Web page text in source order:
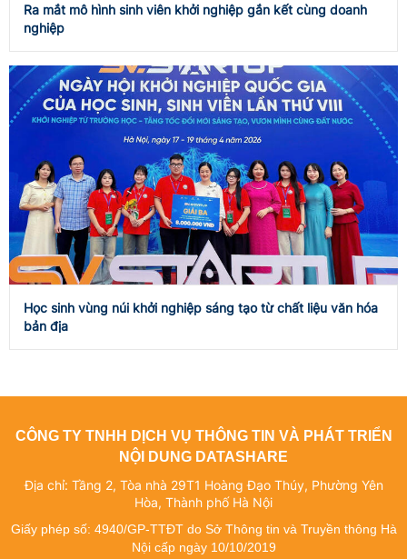
Ra mắt mô hình sinh viên khởi nghiệp gắn kết cùng doanh
nghiệp
Học sinh vùng núi khởi nghiệp sáng tạo từ chất liệu văn hóa
bản địa
CÔNG TY TNHH DỊCH VỤ THÔNG TIN VÀ PHÁT TRIỂN
NỘI DUNG DATASHARE
Địa chỉ: Tầng 2, Tòa nhà 29T1 Hoàng Đạo Thúy, Phường Yên
Hòa, Thành phố Hà Nội
Giấy phép số: 4940/GP-TTĐT do Sở Thông tin và Truyền thông Hà
Nội cấp ngày 10/10/2019